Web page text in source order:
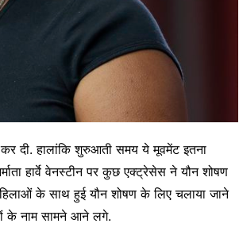
दी. हालांकि शुरुआती समय ये मूवमेंट इतना
हार्वे वेनस्टीन पर कुछ एक्ट्रेसेस ने यौन शोषण
के साथ हुई यौन शोषण के लिए चलाया जाने
के नाम सामने आने लगे.